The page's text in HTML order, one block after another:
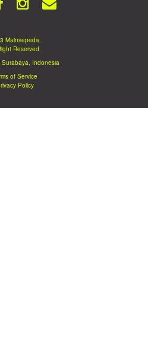
Mainsepeda.
Reserved.
Surabaya, Indonesia
of Service
Policy